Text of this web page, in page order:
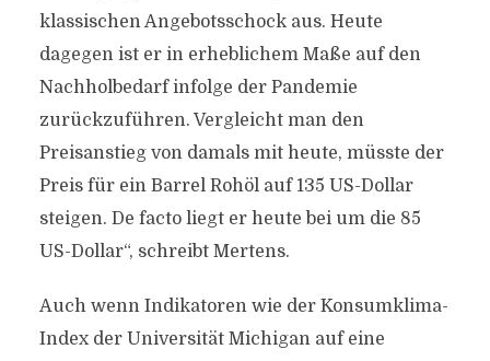
klassischen Angebotsschock aus. Heute
dagegen ist er in erheblichem Maße auf den
Nachholbedarf infolge der Pandemie
zurückzuführen. Vergleicht man den
Preisanstieg von damals mit heute, müsste der
Preis für ein Barrel Rohöl auf 135 US-Dollar
steigen. De facto liegt er heute bei um die 85
US-Dollar“, schreibt Mertens.
Auch wenn Indikatoren wie der Konsumklima-
Index der Universität Michigan auf eine